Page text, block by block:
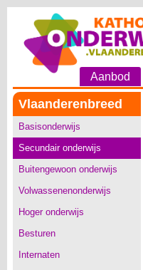
Aanbod
Vlaanderenbreed
Basisonderwijs
Secundair onderwijs
Buitengewoon onderwijs
Volwassenenonderwijs
Hoger onderwijs
Besturen
Internaten